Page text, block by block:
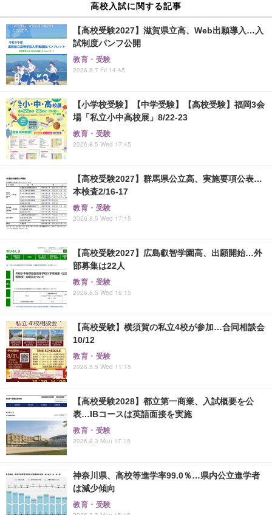
高校入試に関する記事
【高校受験2027】滋賀県立高、Web出願導入…入
試制度パンフ公開
教育・受験
2026.8.7 Fri 14:45
【小学校受験】【中学受験】【高校受験】福岡3会
場「私立小中高校展」8/22-23
教育・受験
2026.8.5 Wed 17:45
【高校受験2027】群馬県公立高、実施要項公表…
本検査2/16-17
教育・受験
2026.8.5 Wed 17:15
【高校受験2027】広島叡智学園高、出願開始…外
部募集は22人
教育・受験
2026.8.5 Wed 16:15
【高校受験】横須賀の私立4校が参加…合同相談会
10/12
教育・受験
2026.8.5 Wed 11:15
【高校受験2028】都立第一商業、入試概要を公
表…IBコースは英語面接を実施
教育・受験
2026.8.3 Mon 17:15
神奈川県、高校等進学率99.0％…県内公立進学者
は減少傾向
教育・受験